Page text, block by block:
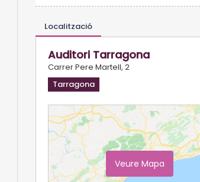
Localització
Auditori Tarragona
Carrer Pere Martell, 2
Tarragona
Veure Mapa